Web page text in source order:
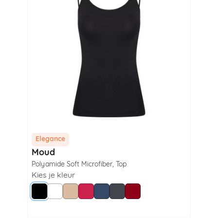
Elegance
Moud
Polyamide Soft Microfiber, Top
Kies je kleur